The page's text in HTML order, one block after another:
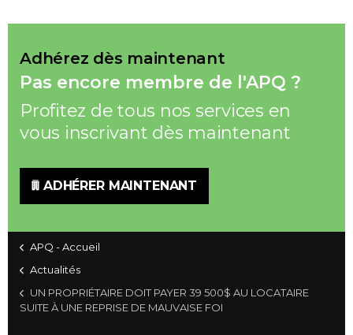
Adhérez dès maintenant
Pas encore membre de l'APQ ?
Profitez de tous nos services en
vous inscrivant dès maintenant
ADHÉRER MAINTENANT
APQ - Accueil
Actualités
UN PROPRIÉTAIRE DOIT PAYER 39 500$ AU LOCATAIRE
SUITE À UNE REPRISE DE MAUVAISE FOI